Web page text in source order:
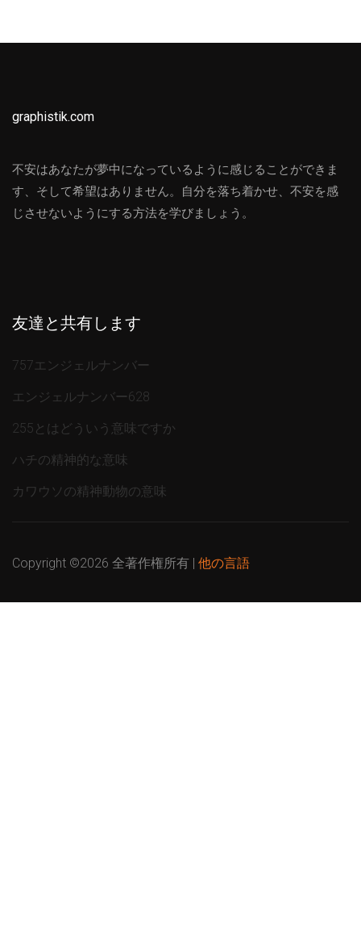
graphistik.com
不安はあなたが夢中になっているように感じることができま
す、そして希望はありません。自分を落ち着かせ、不安を感
じさせないようにする方法を学びましょう。
友達と共有します
757エンジェルナンバー
エンジェルナンバー628
255とはどういう意味ですか
ハチの精神的な意味
カワウソの精神動物の意味
Copyright ©2026 全著作権所有 | 他の言語